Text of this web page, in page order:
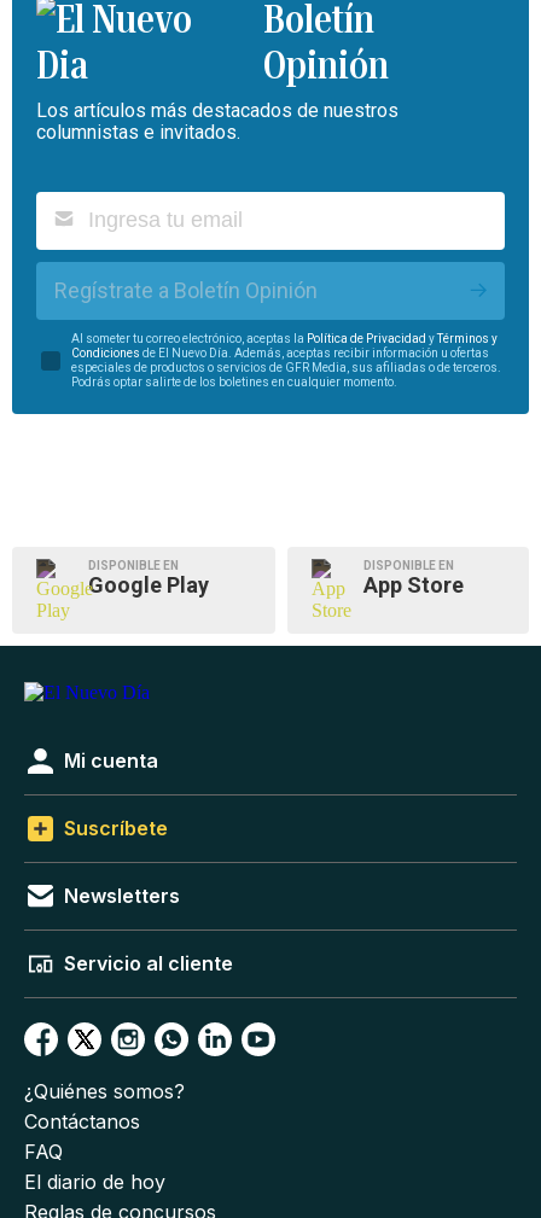
Boletín
Opinión
Los artículos más destacados de nuestros
columnistas e invitados.
Regístrate a Boletín Opinión
Al someter tu correo electrónico, aceptas la Política de Privacidad yTérminos y
Condiciones de El Nuevo Día. Además, aceptas recibir información u ofertas
especiales de productos o servicios de GFR Media, sus afiliadas o de terceros.
Podrás optar salirte de los boletines en cualquier momento.
DISPONIBLE EN
Google Play
DISPONIBLE EN
App Store
Mi cuenta
Suscríbete
Newsletters
Servicio al cliente
¿Quiénes somos?
Contáctanos
FAQ
El diario de hoy
Reglas de concursos